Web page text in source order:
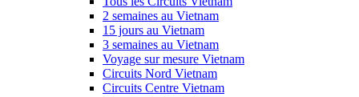
2 semaines au Vietnam
15 jours au Vietnam
3 semaines au Vietnam
Voyage sur mesure Vietnam
Circuits Nord Vietnam
Circuits Centre Vietnam